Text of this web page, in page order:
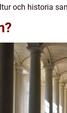
och historia